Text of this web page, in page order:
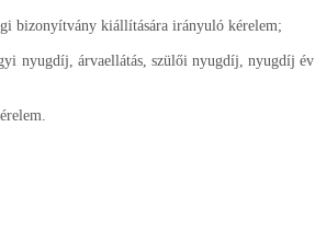
bizonyítvány kiállítására irányuló kérelem;
nyugdíj, árvaellátás, szülői nyugdíj, nyugdíj év